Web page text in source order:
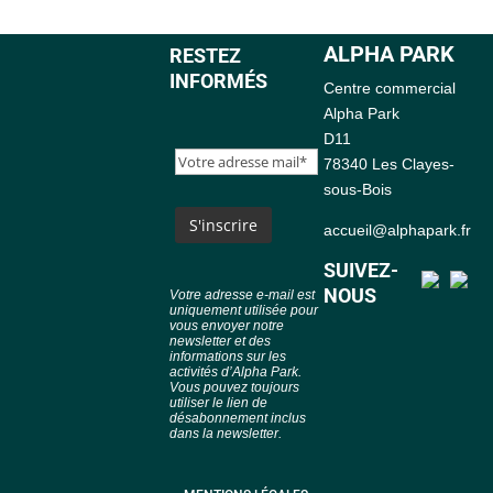
RESTEZ
INFORMÉS
Votre adresse e-mail est
uniquement utilisée pour
vous envoyer notre
newsletter et des
informations sur les
activités d’Alpha Park.
Vous pouvez toujours
utiliser le lien de
désabonnement inclus
dans la newsletter.
ALPHA PARK
Centre commercial
Alpha Park
D11
78340 Les Clayes-
sous-Bois
accueil@alphapark.fr
SUIVEZ-
NOUS